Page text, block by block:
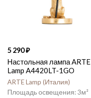
5 290
Настольная лампа ARTE
Lamp A4420LT-1GO
ARTE Lamp Италия
3